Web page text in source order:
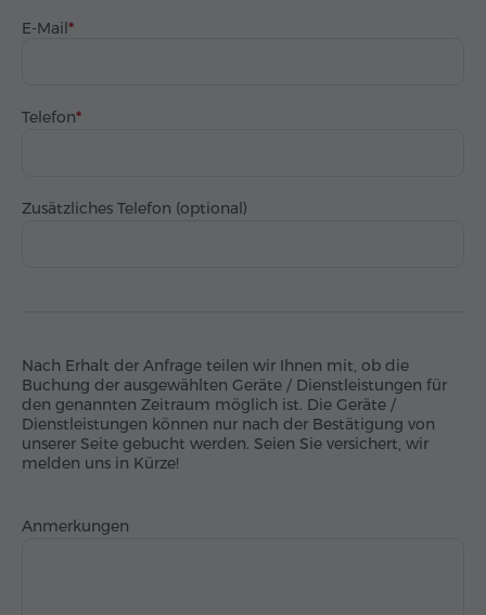
E-Mail
Telefon
Zusätzliches Telefon (optional)
Nach Erhalt der Anfrage teilen wir Ihnen mit, ob die
Buchung der ausgewählten Geräte / Dienstleistungen für
den genannten Zeitraum möglich ist. Die Geräte /
Dienstleistungen können nur nach der Bestätigung von
unserer Seite gebucht werden. Seien Sie versichert, wir
melden uns in Kürze!
Anmerkungen